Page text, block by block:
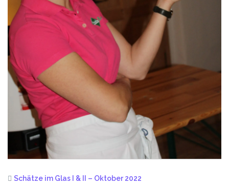
Schätze im Glas I & II – Oktober 2022